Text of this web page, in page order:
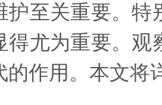
护至关重要。
得尤为重要。
的作用。本文将